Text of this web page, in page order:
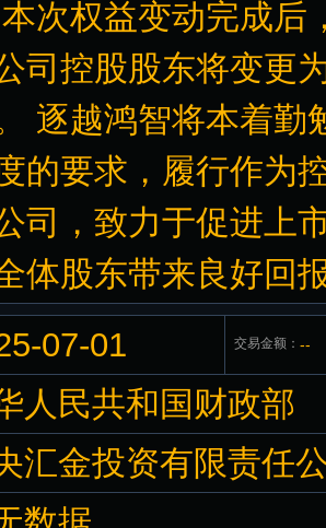
次权益变动完成后
司控股股东将变更
逐越鸿智将本着勤
的要求，履行作为
司，致力于促进上
体股东带来良好回
07-01 交易金额： --
人民共和国财政部
汇金投资有限责任